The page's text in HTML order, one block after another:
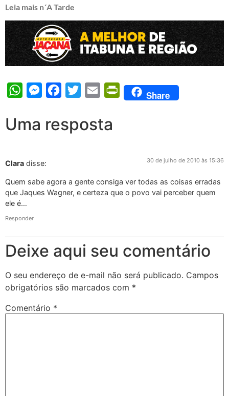
Leia mais n´A Tarde
WhatsAppMessengerFacebook
Twitter Email PrintFriendly
Share
Uma resposta
Clara disse: 30 de julho de 2010 às 15:36
Quem sabe agora a gente consiga ver todas as coisas erradas
que Jaques Wagner, e certeza que o povo vai perceber quem
ele é…
Responder
Deixe aqui seu comentário
O seu endereço de e-mail não será publicado. Campos
obrigatórios são marcados com *
Comentário *